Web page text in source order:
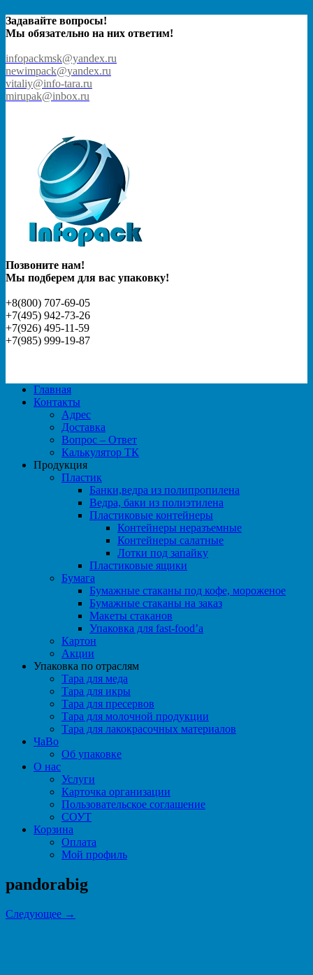
Задавайте вопросы!
Мы обязательно на них ответим!
infopackmsk@yandex.ru
newimpack@yandex.ru
vitaliy@info-tara.ru
mirupak@inbox.ru
Позвоните нам!
Мы подберем для вас упаковку!
+8(800) 707-69-05
+7(495) 942-73-26
+7(926) 495-11-59
+7(985) 999-19-87
Главная
Контакты
Адрес
Доставка
Вопрос – Ответ
Калькулятор ТК
Продукция
Пластик
Банки,ведра из полипропилена
Ведра, баки из полиэтилена
Пластиковые контейнеры
Контейнеры неразъемные
Контейнеры салатные
Лотки под запайку
Пластиковые ящики
Бумага
Бумажные стаканы под кофе, мороженое
Бумажные стаканы на заказ
Макеты стаканов
Упаковка для fast-food’а
Картон
Акции
Упаковка по отраслям
Тара для меда
Тара для икры
Тара для пресервов
Тара для молочной продукции
Тара для лакокрасочных материалов
ЧаВо
Об упаковке
О нас
Услуги
Карточка организации
Пользовательское соглашение
СОУТ
Корзина
Оплата
Мой профиль
pandorabig
Следующее →